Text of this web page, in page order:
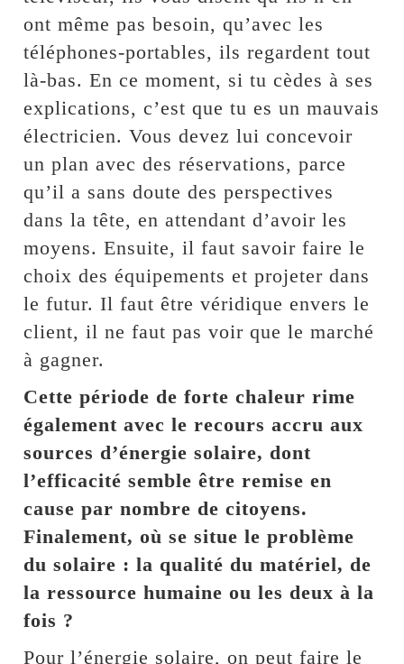
ont même pas besoin, qu’avec les
téléphones-portables, ils regardent tout
là-bas. En ce moment, si tu cèdes à ses
explications, c’est que tu es un mauvais
électricien. Vous devez lui concevoir
un plan avec des réservations, parce
qu’il a sans doute des perspectives
dans la tête, en attendant d’avoir les
moyens. Ensuite, il faut savoir faire le
choix des équipements et projeter dans
le futur. Il faut être véridique envers le
client, il ne faut pas voir que le marché
à gagner.
Cette période de forte chaleur rime
également avec le recours accru aux
sources d’énergie solaire, dont
l’efficacité semble être remise en
cause par nombre de citoyens.
Finalement, où se situe le problème
du solaire : la qualité du matériel, de
la ressource humaine ou les deux à la
fois ?
Pour l’énergie solaire, on peut faire le